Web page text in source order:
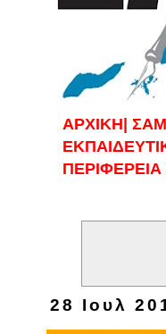
ΑΡΧΙΚΗ|
ΠΕΡΙΦΕΡΕΙΑ
28 Ιουλ